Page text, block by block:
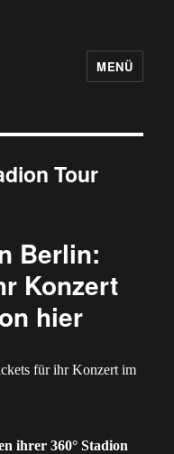
MENÜ
Tour
Berlin:
Konzert
hier
ihrer 360° Stadion